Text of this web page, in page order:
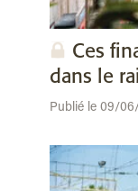
Ces
dans le
Publié le 09/